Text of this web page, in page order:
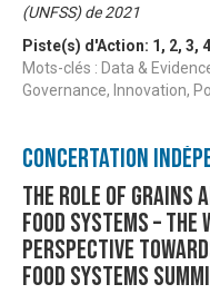
(UNFSS) de 2021
Piste(s) d'Action: 1 , 2, 3, 4
Mots-clés : Data &
Governance, Innovation,
Concertation
The role of grains
Food Systems –
perspective
Food Systems